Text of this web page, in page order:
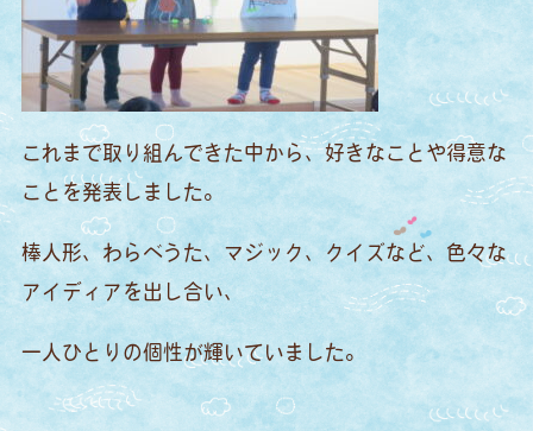
これまで取り組んできた中から、好きなことや得意な
ことを発表しました。
棒人形、わらべうた、マジック、クイズなど、色々な
アイディアを出し合い、
一人ひとりの個性が輝いていました。